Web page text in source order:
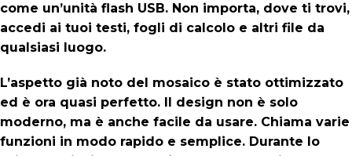
come un’unità flash USB. Non importa, dove ti trovi,
accedi ai tuoi testi, fogli di calcolo e altri file da
qualsiasi luogo.
L’aspetto già noto del mosaico è stato ottimizzato
ed è ora quasi perfetto. Il design non è solo
moderno, ma è anche facile da usare. Chiama varie
funzioni in modo rapido e semplice. Durante lo